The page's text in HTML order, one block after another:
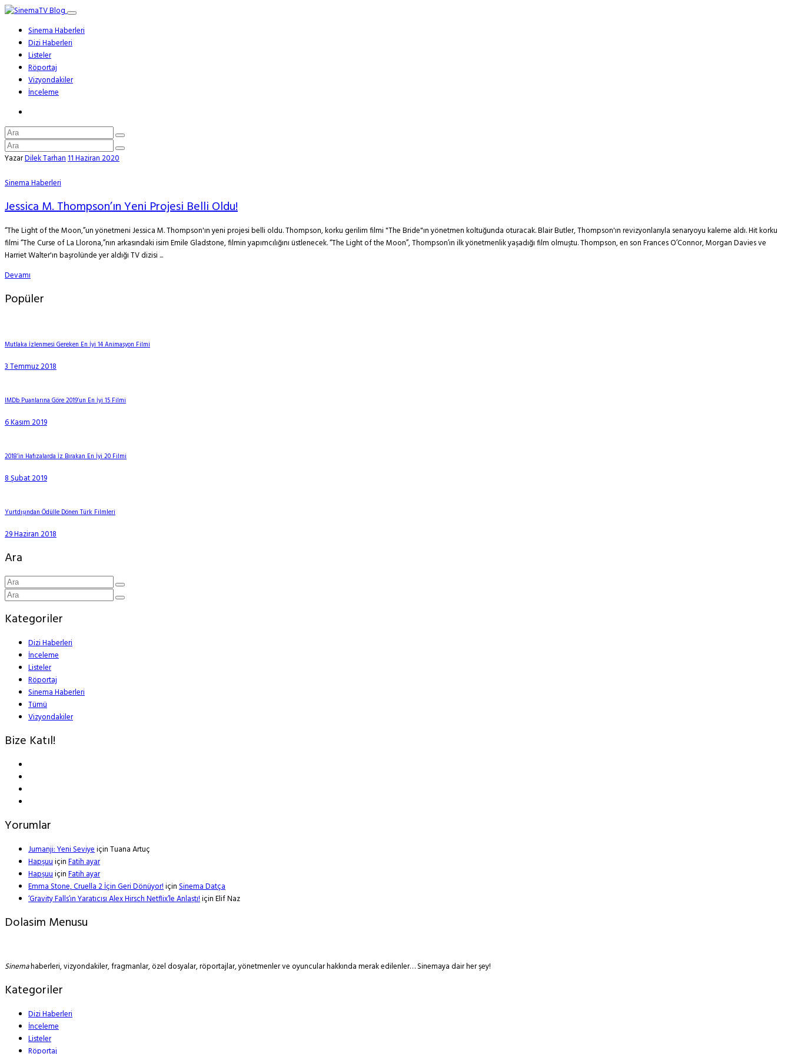
Sinema Haberleri
Dizi Haberleri
Listeler
Röportaj
Vizyondakiler
İnceleme
YazarDilek Tarhan11 Haziran 2020
Sinema Haberleri
Jessica M. Thompson’ın Yeni Projesi Belli Oldu!
“The Light of the Moon,”un yönetmeni Jessica M. Thompson'ın yeni projesi belli oldu. Thompson, korku gerilim filmi "The Bride"ın yönetmen koltuğunda oturacak. Blair Butler, Thompson'ın revizyonlarıyla senaryoyu kaleme aldı. Hit korku
filmi “The Curse of La Llorona,”nın arkasındaki isim Emile Gladstone, filmin yapımcılığını üstlenecek. “The Light of the Moon”, Thompson’ın ilk yönetmenlik yaşadığı film olmuştu. Thompson, en son Frances O’Connor, Morgan Davies ve
Harriet Walter'ın başrolünde yer aldığı TV dizisi ...
Devamı
Popüler
Mutlaka İzlenmesi Gereken En İyi 14 Animasyon Filmi
3 Temmuz 2018
IMDb Puanlarına Göre 2019’un En İyi 15 Filmi
6 Kasım 2019
2018’in Hafızalarda İz Bırakan En İyi 20 Filmi
8 Şubat 2019
Yurtdışından Ödülle Dönen Türk Filmleri
29 Haziran 2018
Ara
Kategoriler
Dizi Haberleri
İnceleme
Listeler
Röportaj
Sinema Haberleri
Tümü
Vizyondakiler
Bize Katıl!
Yorumlar
Jumanji: Yeni SeviyeiçinTuana Artuç
HapşuuiçinFatih ayar
HapşuuiçinFatih ayar
Emma Stone, Cruella 2 İçin Geri Dönüyor!içinSinema Datça
‘Gravity Falls’ın Yaratıcısı Alex Hirsch Netflix’le Anlaştı!içinElif Naz
Dolasim Menusu
Sinemahaberleri, vizyondakiler, fragmanlar, özel dosyalar, röportajlar, yönetmenler ve oyuncular hakkında merak edilenler… Sinemaya dair her şey!
Kategoriler
Dizi Haberleri
İnceleme
Listeler
Röportaj